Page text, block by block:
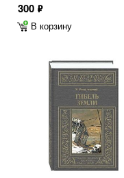
300 ф
В корзину